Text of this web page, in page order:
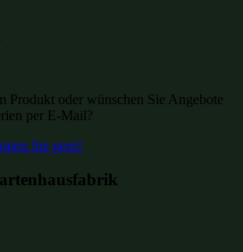
Produkt oder wünschen Sie Angebote
per E-Mail?
Sie gern!